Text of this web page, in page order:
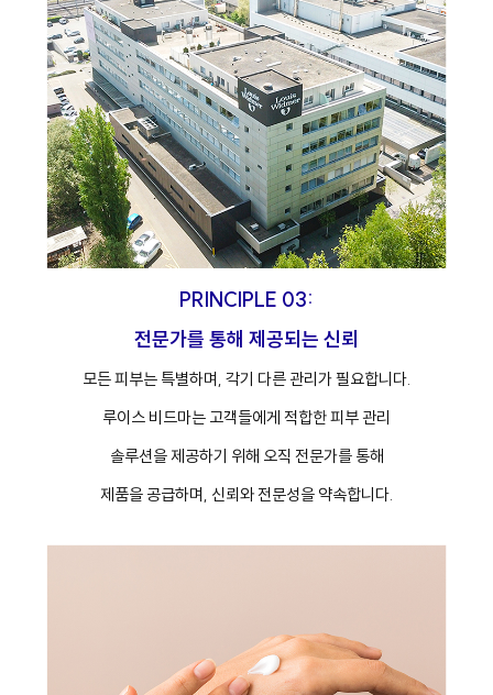
PRINCIPLE 03:
전문가를 통해 제공되는 신뢰
모든 피부는 특별하며, 각기 다른 관리가 필요합니다.
루이스 비드마는 고객들에게 적합한 피부 관리
솔루션을 제공하기 위해 오직 전문가를 통해
제품을 공급하며, 신뢰와 전문성을 약속합니다.